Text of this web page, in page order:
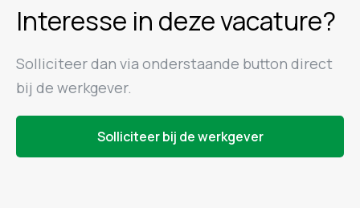
Interesse in deze vacature?
Solliciteer dan via onderstaande button direct
bij de werkgever.
Solliciteer bij de werkgever